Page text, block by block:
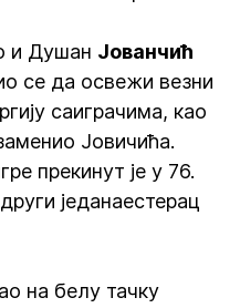
и Душан Јованчић
се да освежи везни
саиграчима, као
Јовичића.
прекинут је у 76.
једанаестерац
на белу тачку